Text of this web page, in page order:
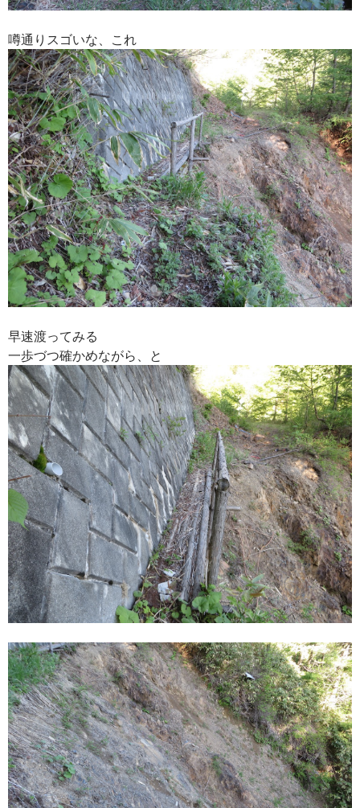
噂通りスゴいな、これ
早速渡ってみる
一歩づつ確かめながら、と